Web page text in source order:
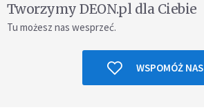
Tworzymy DEON.pl dla Ciebie
Tu możesz nas wesprzeć.
WSPOMÓŻ NAS